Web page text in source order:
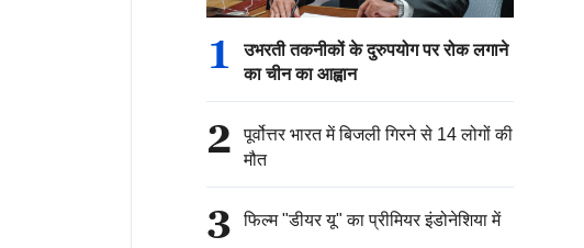
1
उभरती तकनीकों के दुरुपयोग पर रोक लगाने
का चीन का आह्वान
2
पूर्वोत्तर भारत में बिजली गिरने से 14 लोगों की
मौत
3 फिल्म "डीयर यू" का प्रीमियर इंडोनेशिया में